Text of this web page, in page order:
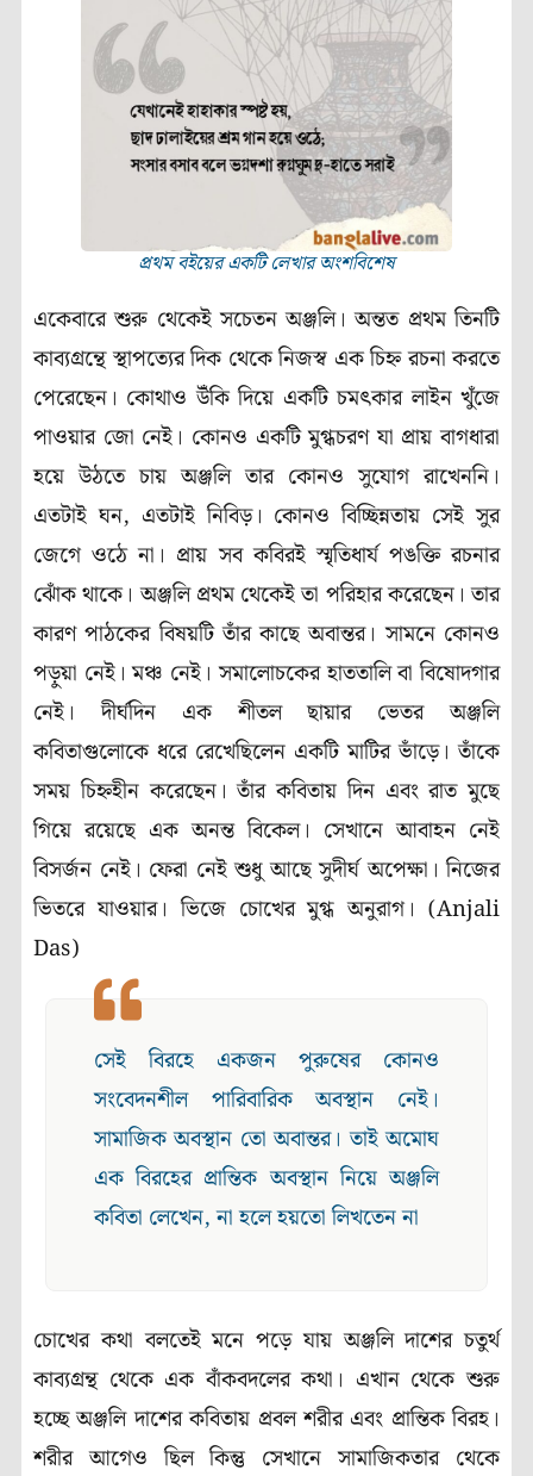
প্রথম বইয়ের একটি লেখার অংশবিশেষ
একেবারে শুরু থেকেই সচেতন অঞ্জলি। অন্তত প্রথম তিনটি
কাব্যগ্রন্থে স্থাপত্যের দিক থেকে নিজস্ব এক চিহ্ন রচনা করতে
পেরেছেন। কোথাও উঁকি দিয়ে একটি চমৎকার লাইন খুঁজে
পাওয়ার জো নেই। কোনও একটি মুগ্ধচরণ যা প্রায় বাগধারা
হয়ে উঠতে চায় অঞ্জলি তার কোনও সুযোগ রাখেননি।
এতটাই ঘন, এতটাই নিবিড়। কোনও বিচ্ছিন্নতায় সেই সুর
জেগে ওঠে না। প্রায় সব কবিরই স্মৃতিধার্য পঙক্তি রচনার
ঝোঁক থাকে। অঞ্জলি প্রথম থেকেই তা পরিহার করেছেন। তার
কারণ পাঠকের বিষয়টি তাঁর কাছে অবান্তর। সামনে কোনও
পড়ুয়া নেই। মঞ্চ নেই। সমালোচকের হাততালি বা বিষোদগার
নেই। দীর্ঘদিন এক শীতল ছায়ার ভেতর অঞ্জলি
কবিতাগুলোকে ধরে রেখেছিলেন একটি মাটির ভাঁড়ে। তাঁকে
সময় চিহ্নহীন করেছেন। তাঁর কবিতায় দিন এবং রাত মুছে
গিয়ে রয়েছে এক অনন্ত বিকেল। সেখানে আবাহন নেই
বিসর্জন নেই। ফেরা নেই শুধু আছে সুদীর্ঘ অপেক্ষা। নিজের
ভিতরে যাওয়ার। ভিজে চোখের মুগ্ধ অনুরাগ। (Anjali
Das)
সেই বিরহে একজন পুরুষের কোনও
সংবেদনশীল পারিবারিক অবস্থান নেই।
সামাজিক অবস্থান তো অবান্তর। তাই অমোঘ
এক বিরহের প্রান্তিক অবস্থান নিয়ে অঞ্জলি
কবিতা লেখেন, না হলে হয়তো লিখতেন না
চোখের কথা বলতেই মনে পড়ে যায় অঞ্জলি দাশের চতুর্থ
কাব্যগ্রন্থ থেকে এক বাঁকবদলের কথা। এখান থেকে শুরু
হচ্ছে অঞ্জলি দাশের কবিতায় প্রবল শরীর এবং প্রান্তিক বিরহ।
শরীর আগেও ছিল কিন্তু সেখানে সামাজিকতার থেকে